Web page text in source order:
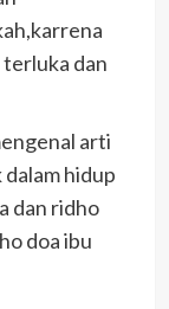
dan
arti
hidup
dan ridho
doa ibu